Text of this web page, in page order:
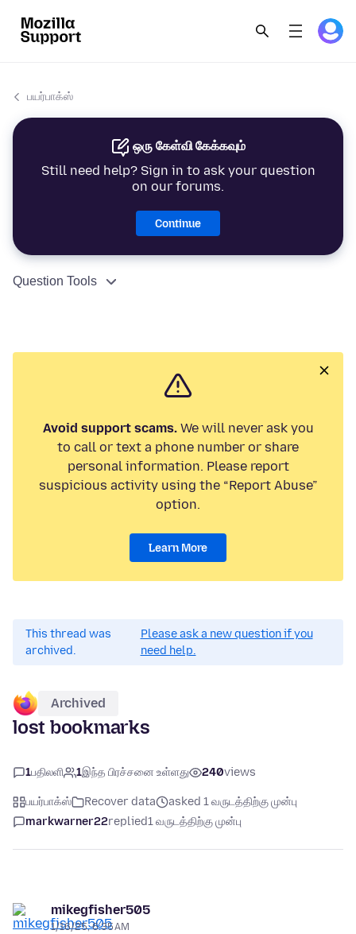
பயர்பாக்ஸ்
ஒரு கேள்வி கேக்கவும்
Still need help? Sign in to ask your question
on our forums.
Continue
Question Tools
Avoid support scams.We will never ask you
to call or text a phone number or share
personal information. Please report
suspicious activity using the “Report Abuse”
option.
Learn More
This thread was
archived.
Please ask a new question if you
need help.
Archived
lost bookmarks
1பதிலளி 1இந்த பிரச்சனை உள்ளது 240views
பயர்பாக்ஸ் Recover data
asked 1 வருடத்திற்கு முன்பு
markwarner22replied1 வருடத்திற்கு முன்பு
mikegfisher505
1/16/25, 6:35 AM